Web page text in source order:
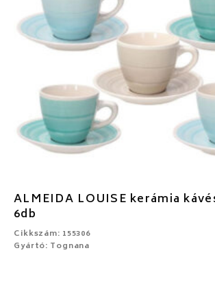
ALMEIDA LOUISE kerámia
6db
Cikkszám: 155306
Gyártó: Tognana